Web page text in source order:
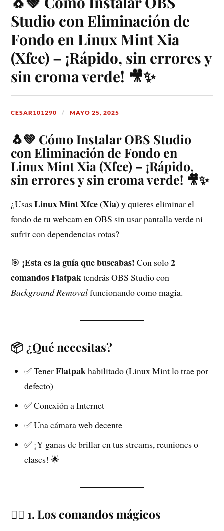
Studio con Eliminación de
Fondo en Linux Mint Xia
(Xfce) – ¡Rápido, sin errores y
sin croma verde! 🎥✨
CESAR101290 MAYO 25, 2025
🐧💚 Cómo Instalar OBS Studio
con Eliminación de Fondo en
Linux Mint Xia (Xfce) – ¡Rápido,
sin errores y sin croma verde! 🎥✨
¿UsasLinux Mint Xfce (Xia) y quieres eliminar el
fondo de tu webcam en OBS sin usar pantalla verde ni
sufrir con dependencias rotas?
🎯 ¡Esta es la guía que buscabas! Con solo2
comandos Flatpaktendrás OBS Studio con
Background Removalfuncionando como magia.
📦 ¿Qué necesitas?
✅ TenerFlatpakhabilitado (Linux Mint lo trae por
defecto)
✅ Conexión a Internet
✅ Una cámara web decente
✅ ¡Y ganas de brillar en tus streams, reuniones o
clases! 🌟
🧙‍♂️ 1. Los comandos mágicos